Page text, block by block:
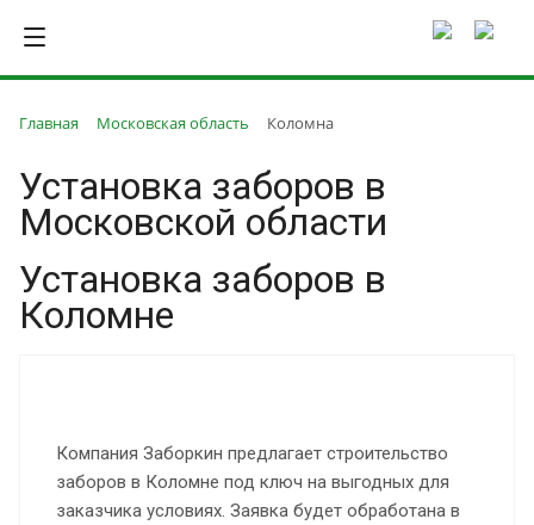
Главная Московская область Коломна
Установка заборов в
Московской области
Установка заборов в
Коломне
Компания Заборкин предлагает строительство
заборов в Коломне под ключ на выгодных для
заказчика условиях. Заявка будет обработана в